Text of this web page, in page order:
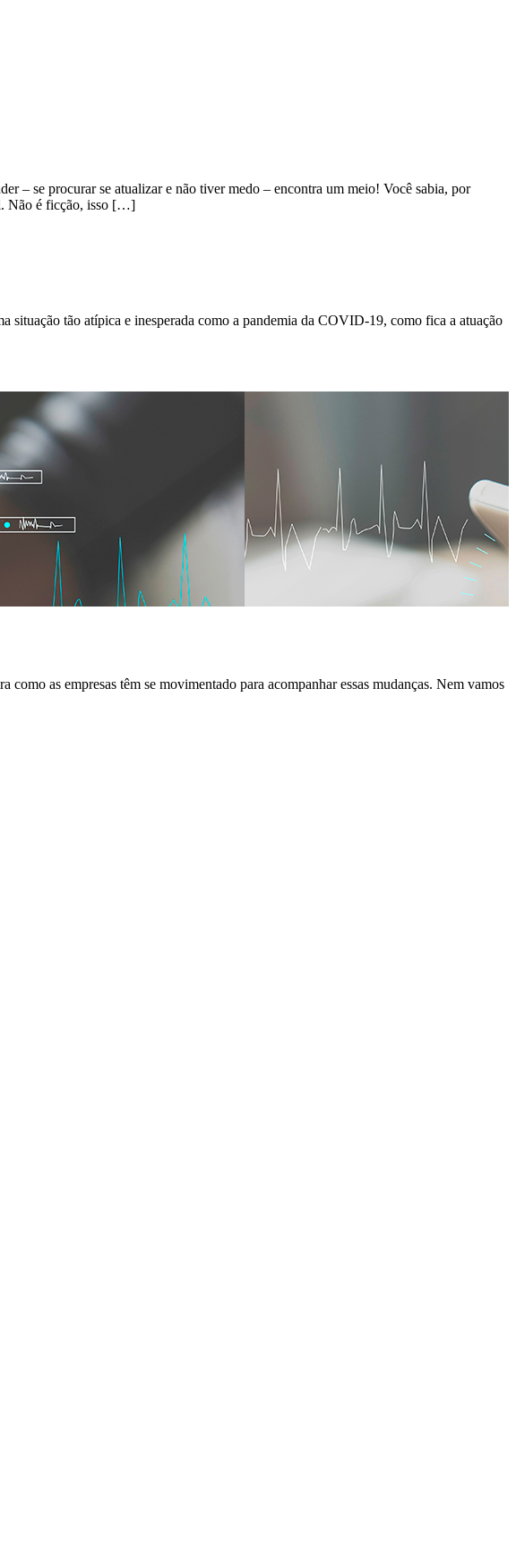
– se procurar se atualizar e não tiver medo – encontra um meio! Você sabia, por
Não é ficção, isso […]
situação tão atípica e inesperada como a pandemia da COVID-19, como fica a atuação
as empresas têm se movimentado para acompanhar essas mudanças. Nem vamos